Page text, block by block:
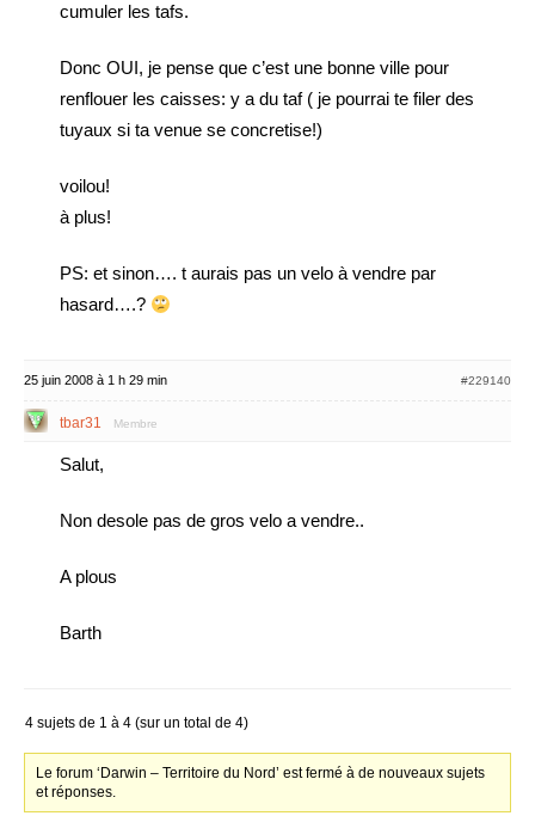
cumuler les tafs.
Donc OUI, je pense que c’est une bonne ville pour
renflouer les caisses: y a du taf ( je pourrai te filer des
tuyaux si ta venue se concretise!)
voilou!
à plus!
PS: et sinon…. t aurais pas un velo à vendre par
hasard….?
25 juin 2008 à 1 h 29 min #229140
tbar31 Membre
Salut,
Non desole pas de gros velo a vendre..
A plous
Barth
4 sujets de 1 à 4 (sur un total de 4)
Le forum ‘Darwin – Territoire du Nord’ est fermé à de nouveaux sujets
et réponses.